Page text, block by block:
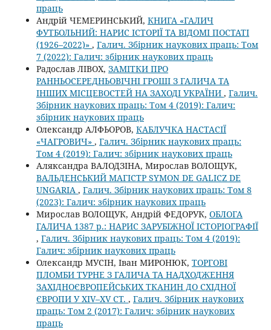
праць
Андрій ЧЕМЕРИНСЬКИЙ, КНИГА «ГАЛИЧ
ФУТБОЛЬНИЙ: НАРИС ІСТОРІЇ ТА ВІДОМІ ПОСТАТІ
(1926–2022)» , Галич. Збірник наукових праць: Том
7 (2022): Галич: збірник наукових праць
Радослав ЛІВОХ, ЗАМІТКИ ПРО
РАННЬОСЕРЕДНЬОВІЧНІ ГРОШІ З ГАЛИЧА ТА
ІНШИХ МІСЦЕВОСТЕЙ НА ЗАХОДІ УКРАЇНИ , Галич.
Збірник наукових праць: Том 4 (2019): Галич:
збірник наукових праць
Олександр АЛФЬОРОВ, КАБЛУЧКА НАСТАСІЇ
«ЧАГРОВИЧ» , Галич. Збірник наукових праць:
Том 4 (2019): Галич: збірник наукових праць
Аляксандра ВАЛОДЗІНА, Мирослав ВОЛОЩУК,
ВАЛЬДЕНСЬКИЙ МАГІСТР SYMON DE GALICZ DE
UNGARIA , Галич. Збірник наукових праць: Том 8
(2023): Галич: збірник наукових праць
Мирослав ВОЛОЩУК, Андрій ФЕДОРУК, ОБЛОГА
ГАЛИЧА 1387 р.: НАРИС ЗАРУБІЖНОЇ ІСТОРІОГРАФІЇ
, Галич. Збірник наукових праць: Том 4 (2019):
Галич: збірник наукових праць
Олександр МУСІН, Іван МИРОНЮК, ТОРГОВІ
ПЛОМБИ ТУРНЕ З ГАЛИЧА ТА НАДХОДЖЕННЯ
ЗАХІДНОЄВРОПЕЙСЬКИХ ТКАНИН ДО СХІДНОЇ
ЄВРОПИ У XIV–XV СТ. , Галич. Збірник наукових
праць: Том 2 (2017): Галич: збірник наукових
праць